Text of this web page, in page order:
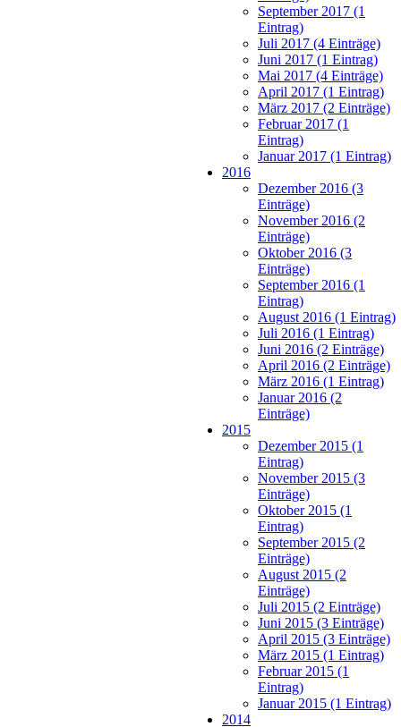
September 2017 (1
Eintrag)
Juli 2017 (4 Einträge)
Juni 2017 (1 Eintrag)
Mai 2017 (4 Einträge)
April 2017 (1 Eintrag)
März 2017 (2 Einträge)
Februar 2017 (1
Eintrag)
Januar 2017 (1 Eintrag)
2016
Dezember 2016 (3
Einträge)
November 2016 (2
Einträge)
Oktober 2016 (3
Einträge)
September 2016 (1
Eintrag)
August 2016 (1 Eintrag)
Juli 2016 (1 Eintrag)
Juni 2016 (2 Einträge)
April 2016 (2 Einträge)
März 2016 (1 Eintrag)
Januar 2016 (2
Einträge)
2015
Dezember 2015 (1
Eintrag)
November 2015 (3
Einträge)
Oktober 2015 (1
Eintrag)
September 2015 (2
Einträge)
August 2015 (2
Einträge)
Juli 2015 (2 Einträge)
Juni 2015 (3 Einträge)
April 2015 (3 Einträge)
März 2015 (1 Eintrag)
Februar 2015 (1
Eintrag)
Januar 2015 (1 Eintrag)
2014